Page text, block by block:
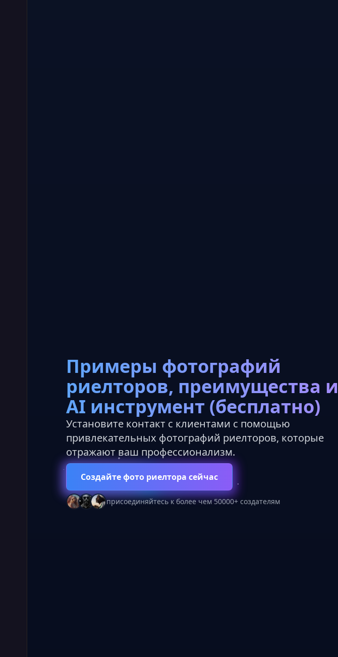
Примеры фотографий
риелторов, преимущества и
AI инструмент (бесплатно)
Установите контакт с клиентами с помощью
привлекательных фотографий риелторов, которые
отражают ваш профессионализм.
Создайте фото риелтора сейчас
присоединяйтесь к более чем 50000+ создателям